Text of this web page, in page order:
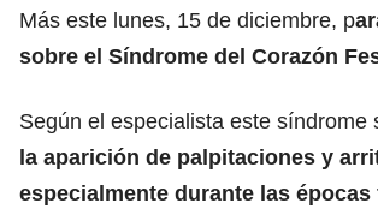
Más este lunes, 15 de diciembre, p
sobre el Síndrome del Corazón
Según el especialista este síndrome
la aparición de palpitaciones y
especialmente durante las épocas